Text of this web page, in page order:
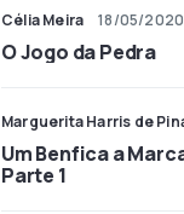
Célia Meira 18/05/2020
O Jogo da Pedra
Marguerita Harris de
Um Benfica a
Parte 1